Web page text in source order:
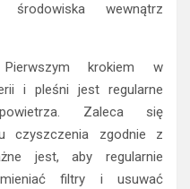
wewnątrz
krokiem w
i pleśni jest regularne
Zaleca się
czyszczenia zgodnie z
jest, aby regularnie
filtry i usuwać